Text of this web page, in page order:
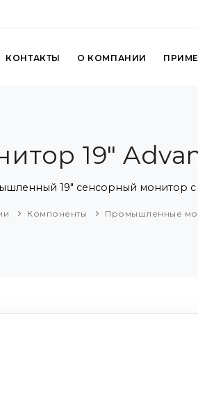
КОНТАКТЫ О КОМПАНИИ
19"
19" сенсорный монитор с
Компоненты Промышленные